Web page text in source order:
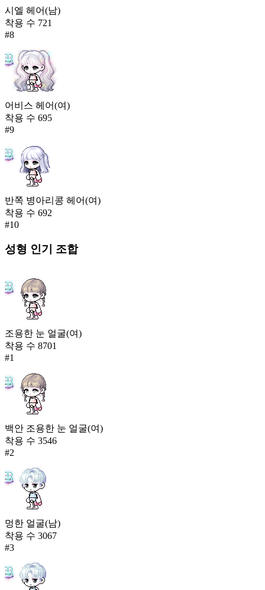
시엘 헤어(남)
착용 수 721
#8
어비스 헤어(여)
착용 수 695
#9
반쪽 병아리콩 헤어(여)
착용 수 692
#10
성형 인기 조합
조용한 눈 얼굴(여)
착용 수 8701
#1
백안 조용한 눈 얼굴(여)
착용 수 3546
#2
멍한 얼굴(남)
착용 수 3067
#3